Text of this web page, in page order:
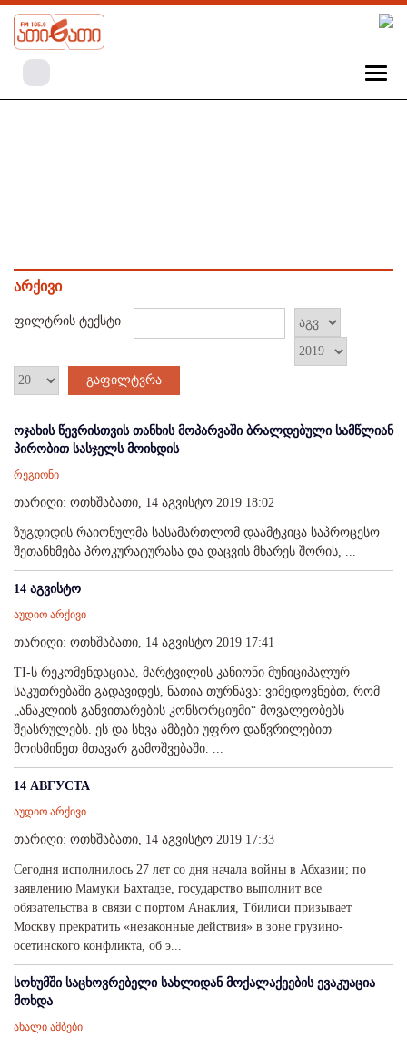
არქივი
ფილტრის ტექსტი
გაფილტვრა
ოჯახის წევრისთვის თანხის მოპარვაში ბრალდებული სამწლიან
პირობით სასჯელს მოიხდის
რეგიონი
თარიღი: ოთხშაბათი, 14 აგვისტო 2019 18:02
ზუგდიდის რაიონულმა სასამართლომ დაამტკიცა საპროცესო
შეთანხმება პროკურატურასა და დაცვის მხარეს შორის, ...
14 აგვისტო
აუდიო არქივი
თარიღი: ოთხშაბათი, 14 აგვისტო 2019 17:41
TI-ს რეკომენდაციაა, მარტვილის კანიონი მუნიციპალურ
საკუთრებაში გადავიდეს, ნათია თურნავა: ვიმედოვნებთ, რომ
„ანაკლიის განვითარების კონსორციუმი“ მოვალეობებს
შეასრულებს. ეს და სხვა ამბები უფრო დაწვრილებით
მოისმინეთ მთავარ გამოშვებაში. ...
14 АВГУСТА
აუდიო არქივი
თარიღი: ოთხშაბათი, 14 აგვისტო 2019 17:33
Сегодня исполнилось 27 лет со дня начала войны в Абхазии; по
заявлению Мамуки Бахтадзе, государство выполнит все
обязательства в связи с портом Анаклия, Тбилиси призывает
Москву прекратить «незаконные действия» в зоне грузино-
осетинского конфликта, об э...
სოხუმში საცხოვრებელი სახლიდან მოქალაქეების ევაკუაცია
მოხდა
ახალი ამბები